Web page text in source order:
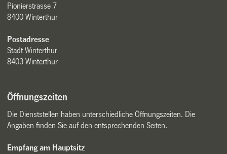
Pionierstrasse 7
8400 Winterthur
Postadresse
Stadt Winterthur
8403 Winterthur
Öffnungszeiten
Die Dienststellen haben unterschiedliche Öffnungszeiten. Die
Angaben finden Sie auf den entsprechenden Seiten.
Empfang am Hauptsitz